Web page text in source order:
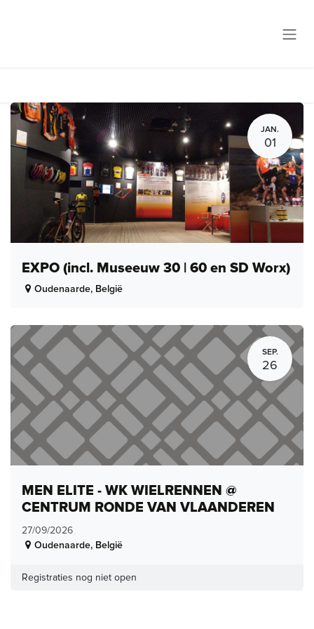
JAN.
01
EXPO (incl. Museeuw 30 | 60 en SD Worx)
Oudenaarde, België
SEP.
26
MEN ELITE - WK WIELRENNEN @
CENTRUM RONDE VAN VLAANDEREN
27/09/2026
Oudenaarde, België
Registraties nog niet open